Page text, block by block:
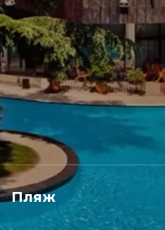
Пляж